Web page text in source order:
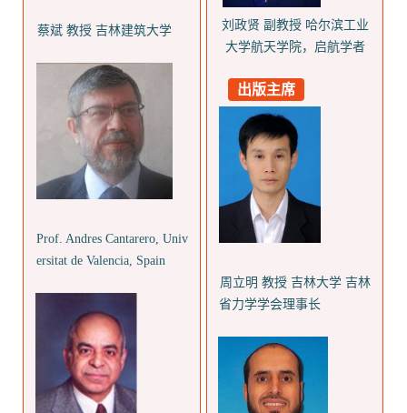
蔡斌 教授 吉林建筑大学
Prof. Andres Cantarero, Univ
ersitat de Valencia, Spain
刘政贤 副教授 哈尔滨工业
大学航天学院，启航学者
出版主席
周立明 教授 吉林大学 吉林
省力学学会理事长